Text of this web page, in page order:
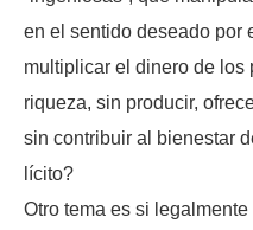
en el sentido deseado por
multiplicar el dinero de los
riqueza, sin producir,
sin contribuir al bienestar
lícito?
Otro tema es si